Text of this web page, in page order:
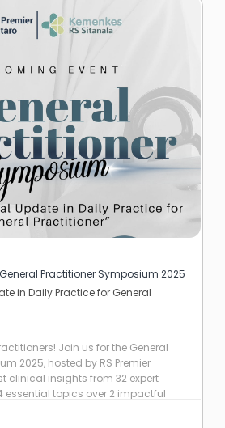
Practitioner Symposium 2025
in Daily Practice for General
Join us for the General
2025, hosted by RS Premier
clinical insights from 32 expert
essential topics over 2 impactful